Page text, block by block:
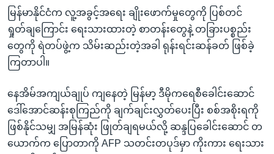
ကြည့်
ရန်
ရှာဖွေ
ရန်
နေရာ
သို့
ကျော်
ရန်
ဘာသာစကားများ
မြန်မာနိုင်ငံက လူ့အခွင့်အရေး ချိုးဖောက်မှုတွေကို ပြစ်တင်
ရှုတ်ချကြောင်း ရေးသားထားတဲ့ စာတန်းတွေနဲ့ တခြားပစ္စည်း
တွေကို ရဲတပ်ဖွဲ့က သိမ်းဆည်းတဲ့အခါ ရုန်းရင်းဆန်ခတ် ဖြစ်ခဲ့
ကြတာပါ။
နေအိမ်အကျယ်ချုပ် ကျနေတဲ့ မြန်မာ့ ဒီမိုကရေစီခေါင်းဆောင်
ဒေါ်အောင်ဆန်းစုကြည်ကို ချက်ချင်းလွှတ်ပေးပြီး စစ်အစိုးရကို
ဖြစ်နိုင်သမျှ အမြန်ဆုံး ဖြုတ်ချရမယ်လို့ ဆန္ဒပြခေါင်းဆောင် တ
ယောက်က ပြောတာကို AFP သတင်းတပုဒ်မှာ ကိုးကား ရေးသား